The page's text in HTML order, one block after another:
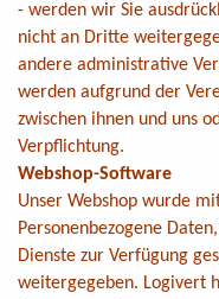
- werden wir Sie
nicht an Dritte
andere administrative
werden aufgrund der
zwischen ihnen und uns
Verpflichtung.
Webshop-Software
Unser Webshop wurde
Personenbezogene
Dienste zur Verfügung
weitergegeben. Logivert